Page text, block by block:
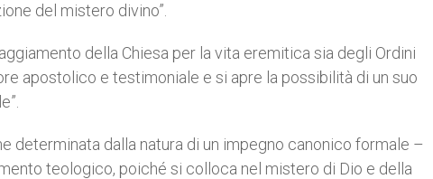
del mistero divino”.
della Chiesa per la vita eremitica sia degli Ordini
apostolico e testimoniale e si apre la possibilità di un suo
determinata dalla natura di un impegno canonico formale –
teologico, poiché si colloca nel mistero di Dio e della